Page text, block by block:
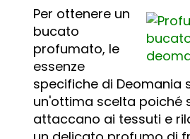
Per ottenere un
bucato
profumato, le
essenze
specifiche di Deomania
un'ottima scelta poiché
attaccano ai tessuti e